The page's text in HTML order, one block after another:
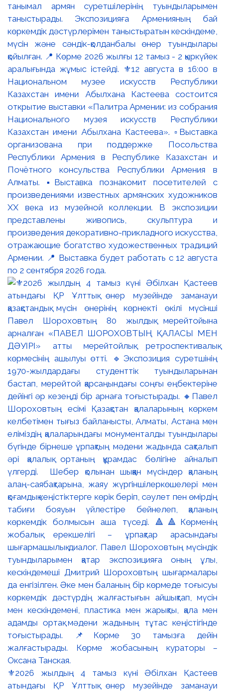
танымал армян суретшілерінің туындыларымен
таныстырады. Экспозицияға Арменияның бай
көркемдік дәстүрлерімен таныстыратын кескіндеме,
мүсін және сәндік-қолданбалы өнер туындылары
қойылған. 📍 Көрме 2026 жылғы 12 тамыз - 2 қыркүйек
аралығында жұмыс істейді. ⚜️12 августа в 16:00 в
Национальном музее искусств Республики
Казахстан имени Абылхана Кастеева состоится
открытие выставки «Палитра Армении: из собрания
Национального музея искусств Республики
Казахстан имени Абылхана Кастеева». ▫️Выставка
организована при поддержке Посольства
Республики Армения в Республике Казахстан и
Почётного консульства Республики Армения в
Алматы. ▪️Выставка познакомит посетителей с
произведениями известных армянских художников
XX века из музейной коллекции. В экспозиции
представлены живопись, скульптура и
произведения декоративно-прикладного искусства,
отражающие богатство художественных традиций
Армении. 📍 Выставка будет работать с 12 августа
по 2 сентября 2026 года.
⚜️2026 жылдың 4 тамыз күні Әбілхан Қастеев
атындағы ҚР Ұлттық өнер музейінде заманауи